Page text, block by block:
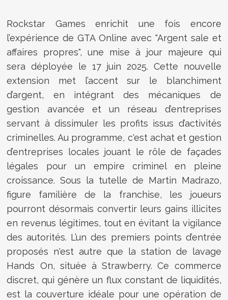
Rockstar Games enrichit une fois encore
l’expérience de GTA Online avec "Argent sale et
affaires propres", une mise à jour majeure qui
sera déployée le 17 juin 2025. Cette nouvelle
extension met l’accent sur le blanchiment
d’argent, en intégrant des mécaniques de
gestion avancée et un réseau d’entreprises
servant à dissimuler les profits issus d’activités
criminelles. Au programme, c'est achat et gestion
d’entreprises locales jouant le rôle de façades
légales pour un empire criminel en pleine
croissance. Sous la tutelle de Martin Madrazo,
figure familière de la franchise, les joueurs
pourront désormais convertir leurs gains illicites
en revenus légitimes, tout en évitant la vigilance
des autorités. L’un des premiers points d’entrée
proposés n'est autre que la station de lavage
Hands On, située à Strawberry. Ce commerce
discret, qui génère un flux constant de liquidités,
est la couverture idéale pour une opération de